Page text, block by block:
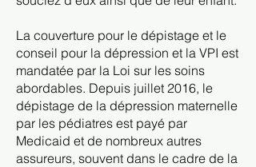
La couverture pour le dépistage et le
conseil pour la dépression et la VPI est
mandatée par la Loi sur les soins
abordables. Depuis juillet 2016, le
dépistage de la dépression maternelle
par les pédiatres est payé par
Medicaid et de nombreux autres
assureurs, souvent dans le cadre de la